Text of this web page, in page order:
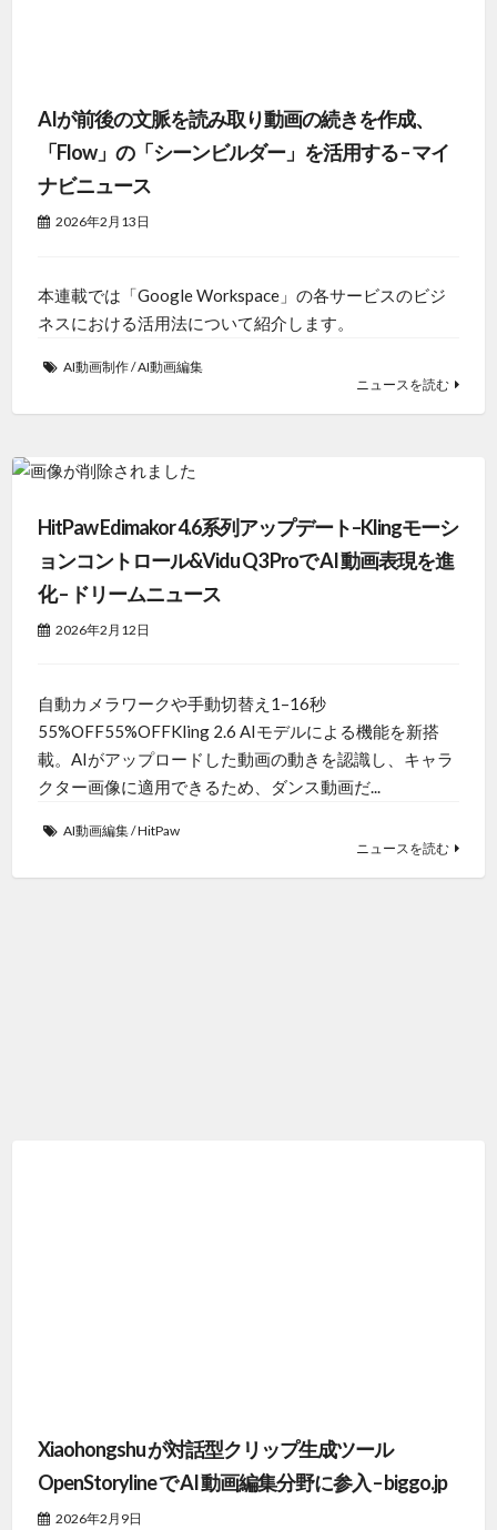
AIが前後の文脈を読み取り動画の続きを作成、
「Flow」の「シーンビルダー」を活用する – マイ
ナビニュース
2026年2月13日
本連載では「Google Workspace」の各サービスのビジ
ネスにおける活用法について紹介します。
AI動画制作/AI動画編集
ニュースを読む
HitPaw Edimakor 4.6系列アップデート–Klingモーシ
ョンコントロール&Vidu Q3 Proで AI 動画表現を進
化 – ドリームニュース
2026年2月12日
自動カメラワークや手動切替え1–16秒
55%OFF55%OFFKling 2.6 AIモデルによる機能を新搭
載。AIがアップロードした動画の動きを認識し、キャラ
クター画像に適用できるため、ダンス動画だ...
AI動画編集/HitPaw
ニュースを読む
Xiaohongshu が対話型クリップ生成ツール
OpenStoryline で AI 動画編集分野に参入 – biggo.jp
2026年2月9日